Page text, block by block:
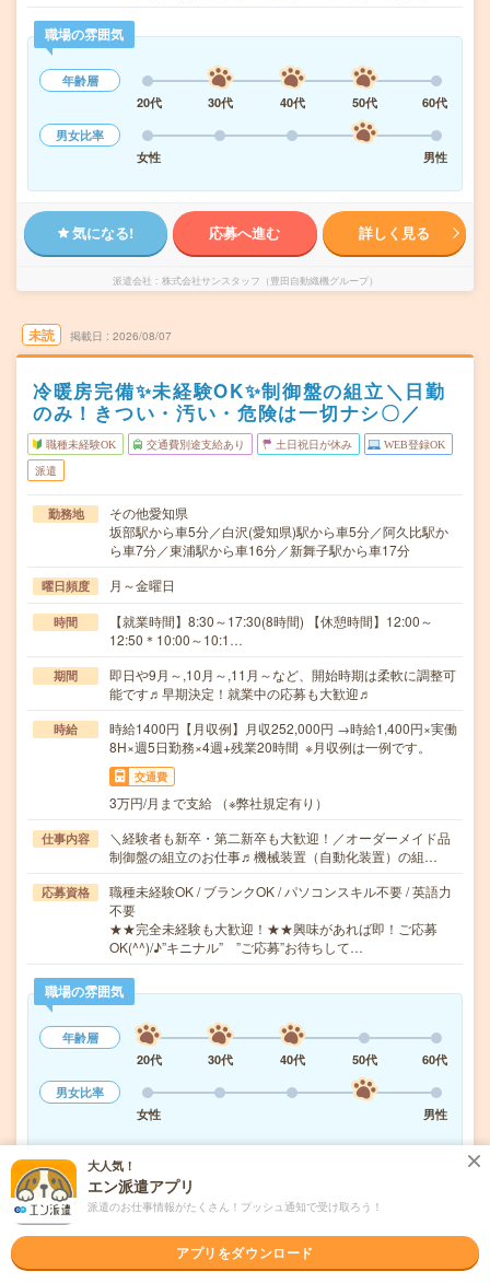
職場の雰囲気
年齢層
20代
30代 40代 50代
60代
男女比率
女性
男性
気になる! 応募へ進む 詳しく見る
派遣会社 株式会社サンスタッフ（豊田自動織機グループ）
未読 掲載日 2026/08/07
冷暖房完備✨未経験OK✨制御盤の組立＼日勤
のみ！きつい・汚い・危険は一切ナシ〇／
職種未経験OK 交通費別途支給あり 土日祝日が休み WEB登録OK
派遣
勤務地
その他愛知県
坂部駅から車5分／白沢(愛知県)駅から車5分／阿久比駅か
ら車7分／東浦駅から車16分／新舞子駅から車17分
曜日頻度 月～金曜日
時間
【就業時間】8:30～17:30(8時間) 【休憩時間】12:00～
12:50＊10:00～10:1…
期間
即日や9月～,10月～,11月～など、開始時期は柔軟に調整可
能です♬早期決定！就業中の応募も大歓迎♬
時給
時給1400円【月収例】月収252,000円 →時給1,400円×実働
8H×週5日勤務×4週+残業20時間 ※月収例は一例です。
交通費
3万円/月まで支給 （※弊社規定有り）
仕事内容
＼経験者も新卒・第二新卒も大歓迎！／オーダーメイド品
制御盤の組立のお仕事♬機械装置（自動化装置）の組…
応募資格
職種未経験OK / ブランクOK / パソコンスキル不要 / 英語力
不要
★★完全未経験も大歓迎！★★興味があれば即！ご応募
OK(^^)/♪”キニナル” ”ご応募”お待ちして…
職場の雰囲気
年齢層
20代
30代 40代 50代
60代
男女比率
女性
男性
気になる! 応募へ進む 詳しく見る
派遣会社 株式会社メイテックキャスト 名古屋支店 オフィスワーク事業部
大人気！
エン派遣アプリ
派遣のお仕事情報がたくさん！プッシュ通知で受け取ろう！
アプリをダウンロード